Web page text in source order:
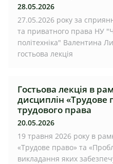
28.05.2026
27.05.2026 року за
та приватного права НУ
політехніка" Валентина
гостьова лекція
Гостьова лекція в
дисциплін «Трудове
трудового права
20.05.2026
19 травня 2026 року в
«Трудове право» та
викладання яких